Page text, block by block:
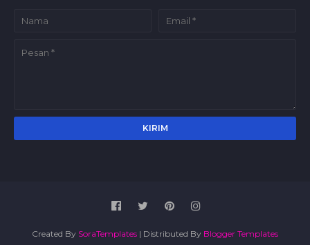
Created By SoraTemplates | Distributed By Blogger Templates